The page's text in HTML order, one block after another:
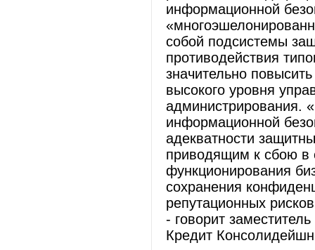
информационной
собой подсистемы
противодействия
значительно
высокого уровня
администрирования.
информационной
адекватности
приводящим к сбою в
функционирования
сохранения
репутационных
- говорит
Кредит